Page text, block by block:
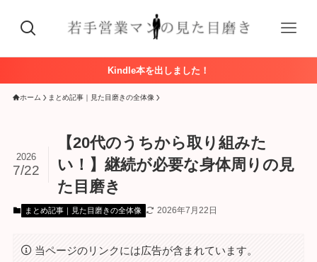
Kindle本を出しました！
ホーム まとめ記事｜見た目磨きの全体像
【20代のうちから取り組みた
い！】継続が必要な身体周りの見
た目磨き
2026
7/22
まとめ記事｜見た目磨きの全体像 2026年7月22日
当ページのリンクには広告が含まれています。